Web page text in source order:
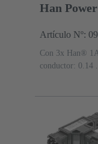
Han
Artículo Nº:
Con 3x Han®
conductor: 0.14